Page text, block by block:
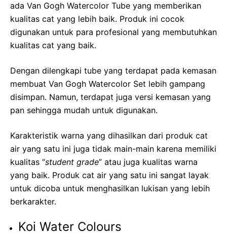
ada Van Gogh Watercolor Tube yang memberikan
kualitas cat yang lebih baik. Produk ini cocok
digunakan untuk para profesional yang membutuhkan
kualitas cat yang baik.
Dengan dilengkapi tube yang terdapat pada kemasan
membuat Van Gogh Watercolor Set lebih gampang
disimpan. Namun, terdapat juga versi kemasan yang
pan sehingga mudah untuk digunakan.
Karakteristik warna yang dihasilkan dari produk cat
air yang satu ini juga tidak main-main karena memiliki
kualitas “student grade” atau juga kualitas warna
yang baik. Produk cat air yang satu ini sangat layak
untuk dicoba untuk menghasilkan lukisan yang lebih
berkarakter.
Koi Water Colours